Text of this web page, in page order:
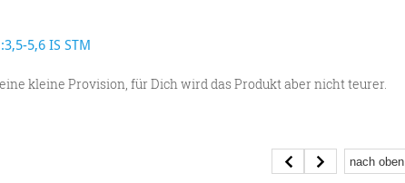
5,6 IS STM
kleine Provision, für Dich wird das Produkt aber nicht teurer.
nach oben